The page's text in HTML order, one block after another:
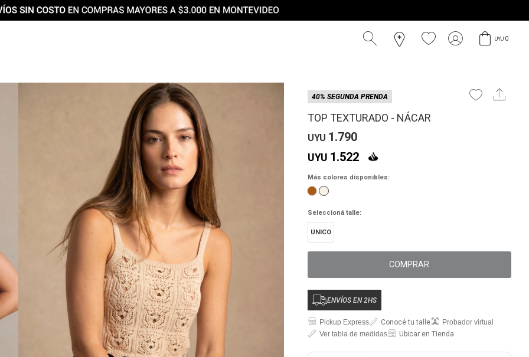
UYU 0
40% SEGUNDA PRENDA
TOP TEXTURADO - NÁCAR
UYU 1.790
UYU 1.522
Más colores disponibles:
Seleccioná talle:
UNICO
COMPRAR
ENVÍOS EN 2HS
Pickup Express Conocé tu talle
Probador virtual
Ver tabla de medidas
Ubicar en Tienda